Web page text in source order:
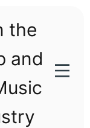
the
and